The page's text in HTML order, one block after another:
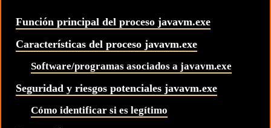
Función principal del proceso javavm.exe
Características del proceso javavm.exe
Software/programas asociados a javavm.exe
Seguridad y riesgos potenciales javavm.exe
Cómo identificar si es legítimo